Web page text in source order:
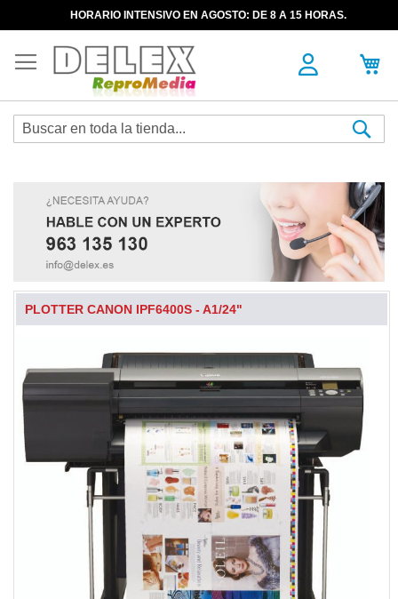
HORARIO INTENSIVO EN AGOSTO: DE 8 A 15 HORAS.
PLOTTER CANON IPF6400S - A1/24"
end
of
the
images
gallery